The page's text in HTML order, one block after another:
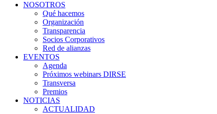
NOSOTROS
Qué hacemos
Organización
Transparencia
Socios Corporativos
Red de alianzas
EVENTOS
Agenda
Próximos webinars DIRSE
Transversa
Premios
NOTICIAS
ACTUALIDAD